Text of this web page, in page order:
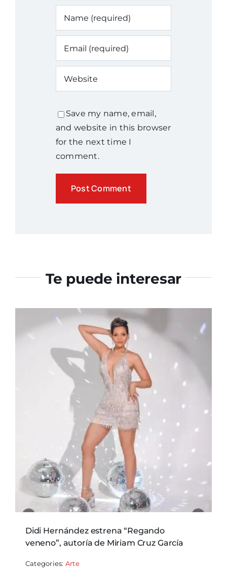
Save my name, email,
and website in this browser
for the next time I
comment.
Te puede interesar
Didi Hernández estrena “Regando
veneno”, autoría de Miriam Cruz García
Categories: Arte